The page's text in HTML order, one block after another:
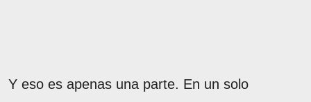
Y eso es apenas una parte. En un solo